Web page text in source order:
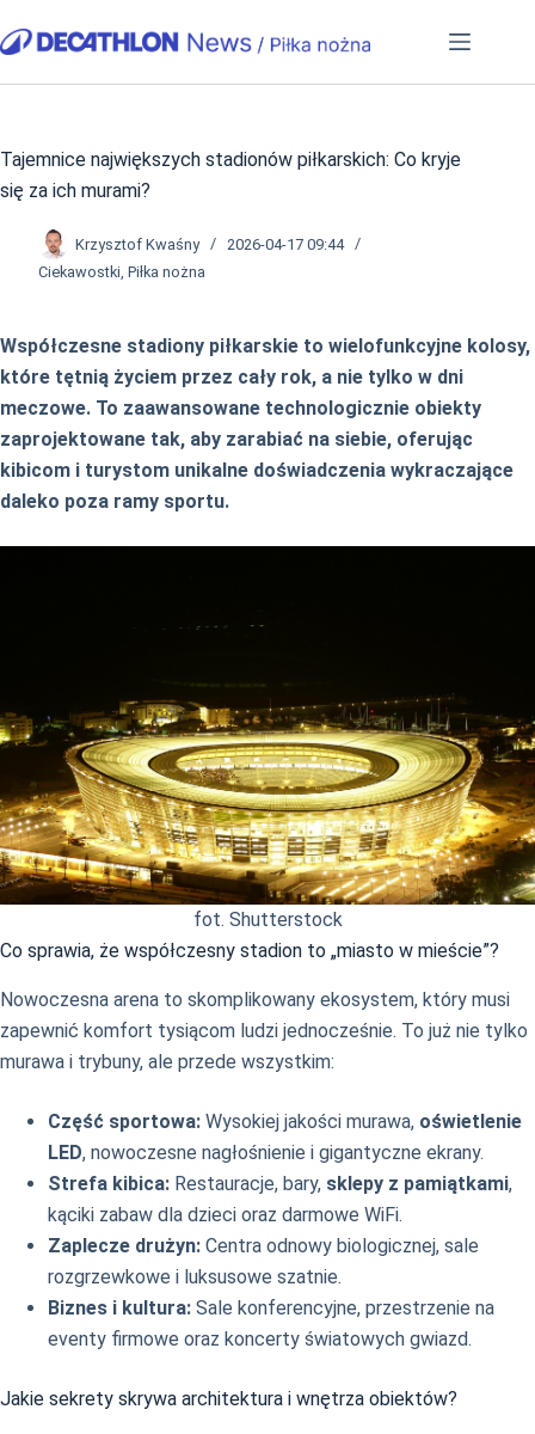
do
Tajemnice największych stadionów piłkarskich: Co kryje
się za ich murami?
Krzysztof Kwaśny
2026-04-17 09:44
Ciekawostki, Piłka nożna
Współczesne stadiony piłkarskie to wielofunkcyjne kolosy,
które tętnią życiem przez cały rok, a nie tylko w dni
meczowe. To zaawansowane technologicznie obiekty
zaprojektowane tak, aby zarabiać na siebie, oferując
kibicom i turystom unikalne doświadczenia wykraczające
daleko poza ramy sportu.
fot. Shutterstock
Co sprawia, że współczesny stadion to „miasto w mieście”?
Nowoczesna arena to skomplikowany ekosystem, który musi
zapewnić komfort tysiącom ludzi jednocześnie. To już nie tylko
murawa i trybuny, ale przede wszystkim:
Część sportowa: Wysokiej jakości murawa, oświetlenie
LED, nowoczesne nagłośnienie i gigantyczne ekrany.
Strefa kibica: Restauracje, bary, sklepy z pamiątkami,
kąciki zabaw dla dzieci oraz darmowe WiFi.
Zaplecze drużyn: Centra odnowy biologicznej, sale
rozgrzewkowe i luksusowe szatnie.
Biznes i kultura: Sale konferencyjne, przestrzenie na
eventy firmowe oraz koncerty światowych gwiazd.
Jakie sekrety skrywa architektura i wnętrza obiektów?